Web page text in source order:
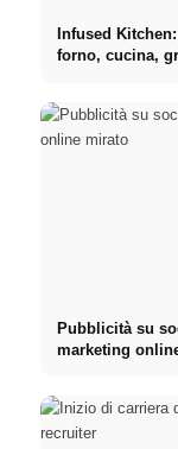
Infused
forno, cucina,
Pubblicità su
marketing